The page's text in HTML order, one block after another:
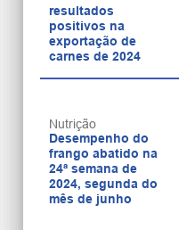
resultados
positivos na
exportação de
carnes de 2024
Nutrição
Desempenho do
frango abatido na
24ª semana de
2024, segunda do
mês de junho